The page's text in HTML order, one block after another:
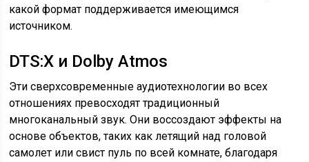
какой формат поддерживается имеющимся
источником.
DTS:X и Dolby Atmos
Эти сверхсовременные аудиотехнологии во всех
отношениях превосходят традиционный
многоканальный звук. Они воссоздают эффекты на
основе объектов, таких как летящий над головой
самолет или свист пуль по всей комнате, благодаря